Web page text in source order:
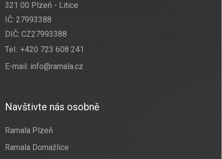
321 00 Plzeň - Litice
IČ: 27993388
DIČ: CZ27993388
Tel.: +420 723 608 241
E-mail: info@ramala.cz
Navštivte nás osobně
Ramala Plzeň
Ramala Domažlice